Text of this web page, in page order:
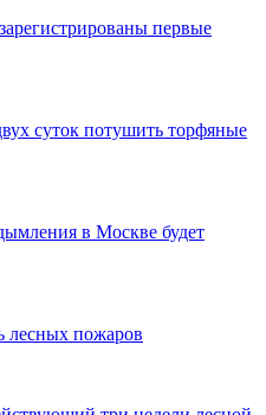
первые
суток потушить торфяные
в Москве будет
лесных пожаров